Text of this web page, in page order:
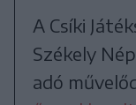
A Csíki
Székely
adó